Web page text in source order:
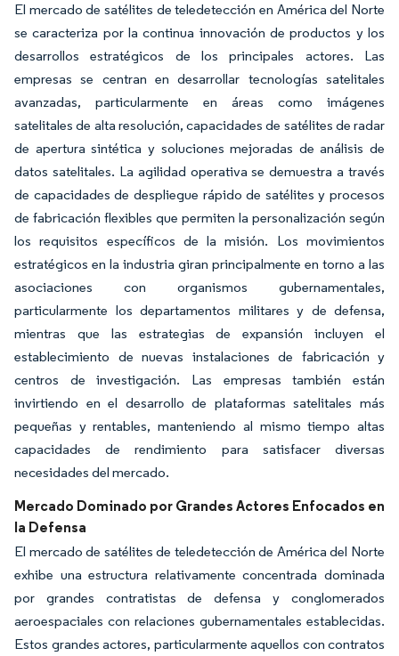
El mercado de satélites de teledetección en América del Norte
se caracteriza por la continua innovación de productos y los
desarrollos estratégicos de los principales actores. Las
empresas se centran en desarrollar tecnologías satelitales
avanzadas, particularmente en áreas como imágenes
satelitales de alta resolución, capacidades de satélites de radar
de apertura sintética y soluciones mejoradas de análisis de
datos satelitales. La agilidad operativa se demuestra a través
de capacidades de despliegue rápido de satélites y procesos
de fabricación flexibles que permiten la personalización según
los requisitos específicos de la misión. Los movimientos
estratégicos en la industria giran principalmente en torno a las
asociaciones con organismos gubernamentales,
particularmente los departamentos militares y de defensa,
mientras que las estrategias de expansión incluyen el
establecimiento de nuevas instalaciones de fabricación y
centros de investigación. Las empresas también están
invirtiendo en el desarrollo de plataformas satelitales más
pequeñas y rentables, manteniendo al mismo tiempo altas
capacidades de rendimiento para satisfacer diversas
necesidades del mercado.
Mercado Dominado por Grandes Actores Enfocados en
la Defensa
El mercado de satélites de teledetección de América del Norte
exhibe una estructura relativamente concentrada dominada
por grandes contratistas de defensa y conglomerados
aeroespaciales con relaciones gubernamentales establecidas.
Estos grandes actores, particularmente aquellos con contratos